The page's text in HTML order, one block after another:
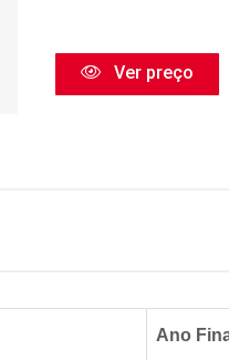
Ver preço
Ano